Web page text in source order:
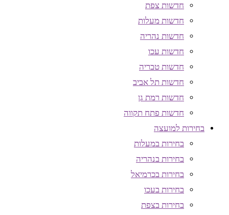
חדשות צפת
חדשות מעלות
חדשות נהריה
חדשות עכו
חדשות טבריה
חדשות תל אביב
חדשות רמת גן
חדשות פתח תקווה
בחירות למועצה
בחירות במעלות
בחירות בנהריה
בחירות בכרמיאל
בחירות בעכו
בחירות בצפת